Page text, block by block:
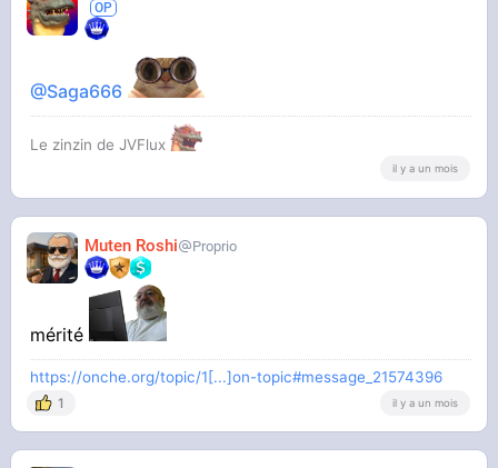
@Saga666
Le zinzin de JVFlux
il y a un mois
Muten Roshi Proprio
mérité
https://onche.org/topic/1[...]on-topic#message_21574396
1 il y a un mois